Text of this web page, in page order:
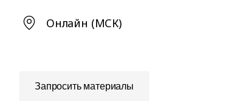
Онлайн (МСК)
Запросить материалы